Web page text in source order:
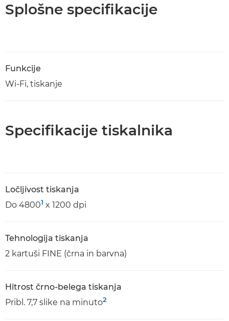
Splošne specifikacije
Funkcije
Wi-Fi, tiskanje
Specifikacije tiskalnika
Ločljivost tiskanja
Do 48001 x 1200 dpi
Tehnologija tiskanja
2 kartuši FINE (črna in barvna)
Hitrost črno-belega tiskanja
Pribl. 7,7 slike na minuto2